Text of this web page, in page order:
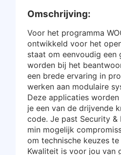
Omschrijving:
Voor het programma
ontwikkeld voor het
staat om eenvoudig
worden bij het
een brede ervaring in
werken aan modulaire
Deze applicaties
je een van de drijvende
code. Je past Security
min mogelijk
om technische keuzes
Kwaliteit is voor jou van